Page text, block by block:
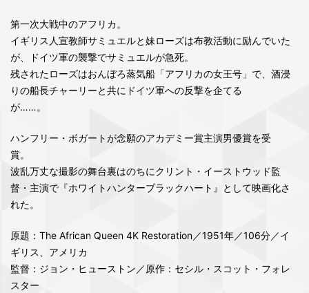
第一次大戦中のアフリカ。
イギリス人宣教師サミュエルと妹ローズは布教活動に励んでいた
が、ドイツ軍の襲撃でサミュエルが急死。
残されたローズはおんぼろ蒸気船「アフリカの女王号」で、酒浸
りの船長チャーリーと共にドイツ軍への反撃を企てる
が……。
ハンフリー・ボガートが念願のアカデミー賞主演男優賞を受
賞。
波乱万丈な撮影の舞台裏はのちにクリント・イーストウッド監
督・主演で『ホワイトハンターブラックハート』として映画化さ
れた。
原題：The African Queen 4K Restoration／1951年／106分／イ
ギリス、アメリカ
監督：ジョン・ヒューストン／原作：セシル・スコット・フォレ
スター